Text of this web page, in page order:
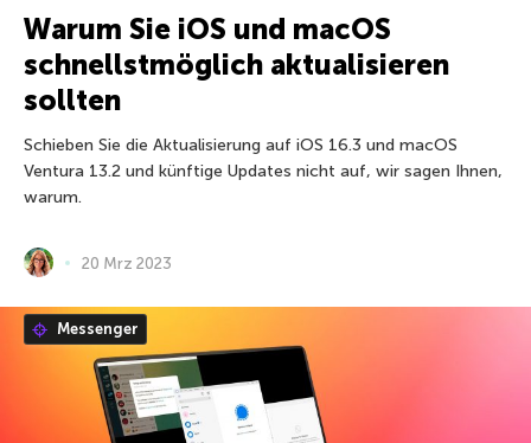
Warum Sie iOS und macOS
schnellstmöglich aktualisieren
sollten
Schieben Sie die Aktualisierung auf iOS 16.3 und macOS
Ventura 13.2 und künftige Updates nicht auf, wir sagen Ihnen,
warum.
20 Mrz 2023
Messenger